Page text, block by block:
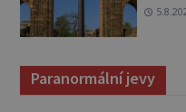
Paranormální jevy